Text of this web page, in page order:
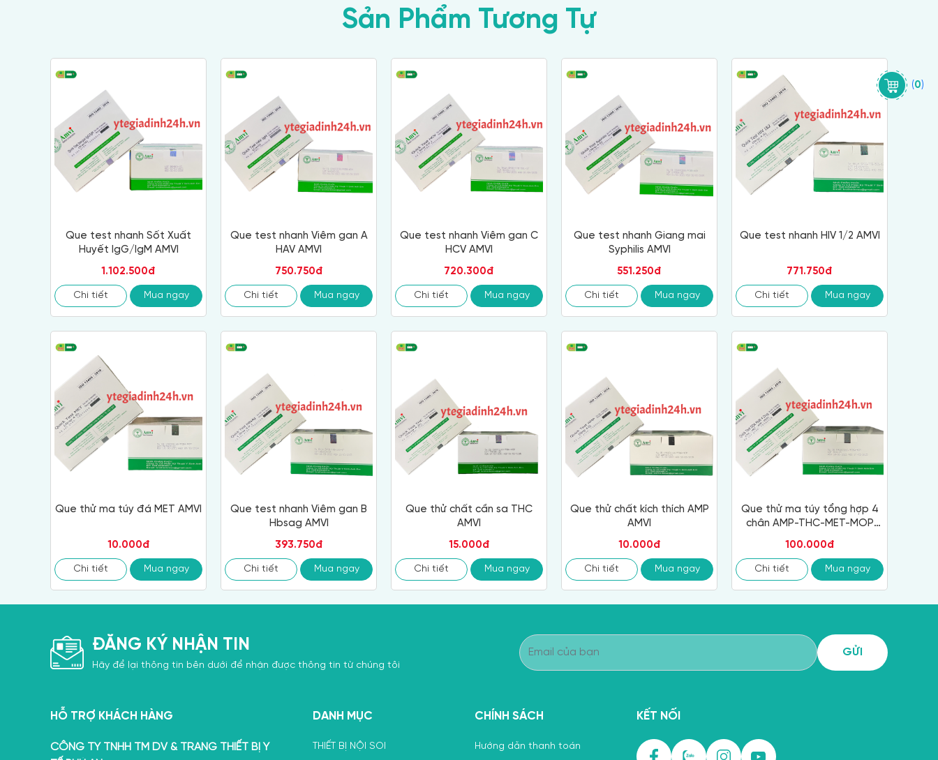
(0)
Sản Phẩm Tương Tự
Que test nhanh Sốt Xuất
Huyết IgG/IgM AMVI
1.102.500đ
Chi tiết Mua ngay
Que test nhanh Viêm gan A
HAV AMVI
750.750đ
Chi tiết Mua ngay
Que test nhanh Viêm gan C
HCV AMVI
720.300đ
Chi tiết Mua ngay
Que test nhanh Giang mai
Syphilis AMVI
551.250đ
Chi tiết Mua ngay
Que test nhanh HIV 1/2 AMVI
771.750đ
Chi tiết Mua ngay
Que thử ma túy đá MET AMVI
10.000đ
Chi tiết Mua ngay
Que test nhanh Viêm gan B
Hbsag AMVI
393.750đ
Chi tiết Mua ngay
Que thử chất cần sa THC
AMVI
15.000đ
Chi tiết Mua ngay
Que thử chất kích thích AMP
AMVI
10.000đ
Chi tiết Mua ngay
Que thử ma túy tổng hợp 4
chân AMP-THC-MET-MOP
100.000đ
Chi tiết Mua ngay
ĐĂNG KÝ NHẬN TIN
Hãy để lại thông tin bên dưới để nhận được thông tin từ chúng tôi
HỖ TRỢ KHÁCH HÀNG
CÔNG TY TNHH TM DV & TRANG THIẾT BỊ Y
DANH MỤC
THIẾT BỊ NỘI SOI
CHÍNH SÁCH
Hướng dẫn thanh toán
KẾT NỐI